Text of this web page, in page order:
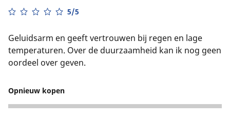
5/5
Geluidsarm en geeft vertrouwen bij regen en lage
temperaturen. Over de duurzaamheid kan ik nog geen
oordeel over geven.
Opnieuw kopen
5